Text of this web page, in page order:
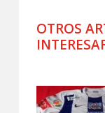
2026
BAUTISTA
OTROS